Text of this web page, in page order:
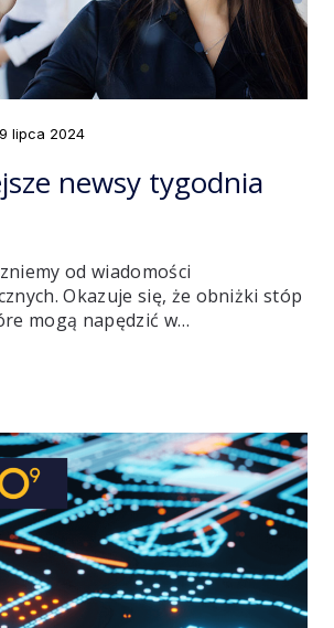
lipca 2024
newsy tygodnia
od wiadomości
Okazuje się, że obniżki stóp
mogą napędzić w…